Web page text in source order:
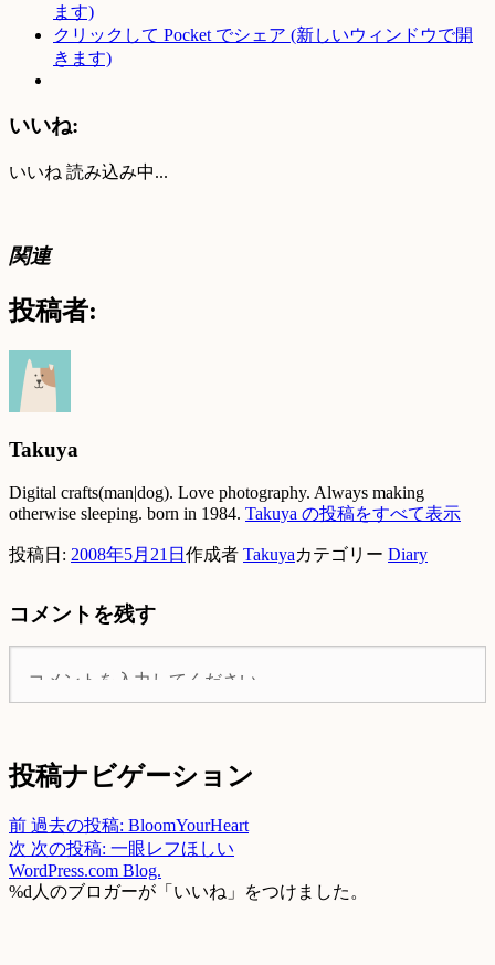
ます)
クリックして Pocket でシェア (新しいウィンドウで開
きます)
いいね:
いいね 読み込み中...
関連
投稿者:
Takuya
Digital crafts(man|dog). Love photography. Always making
otherwise sleeping. born in 1984. Takuya の投稿をすべて表示
投稿日: 2008年5月21日 作成者 Takuyaカテゴリー Diary
コメントを残す
投稿ナビゲーション
前 過去の投稿: BloomYourHeart
次 次の投稿: 一眼レフほしい
WordPress.com Blog.
%d人のブロガーが「いいね」をつけました。